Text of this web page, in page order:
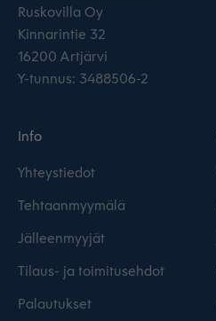
Ruskovilla Oy
Kinnarintie 32
16200 Artjärvi
Y-tunnus: 3488506-2
Info
Yhteystiedot
Tehtaanmyymälä
Jälleenmyyjät
Tilaus- ja toimitusehdot
Palautukset